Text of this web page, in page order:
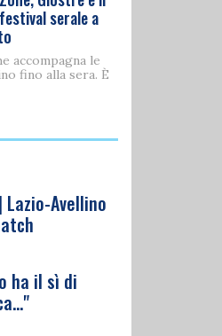
serale a
accompagna le
fino alla sera. È
Lazio-Avellino
ha il sì di